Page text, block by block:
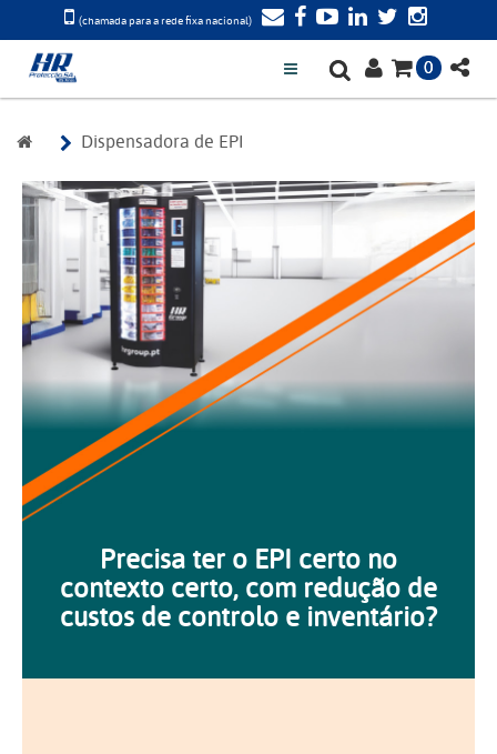
(chamada para a rede fixa nacional)
0
Dispensadora de EPI
Precisa ter o EPI certo no
contexto certo, com redução de
custos de controlo e inventário?